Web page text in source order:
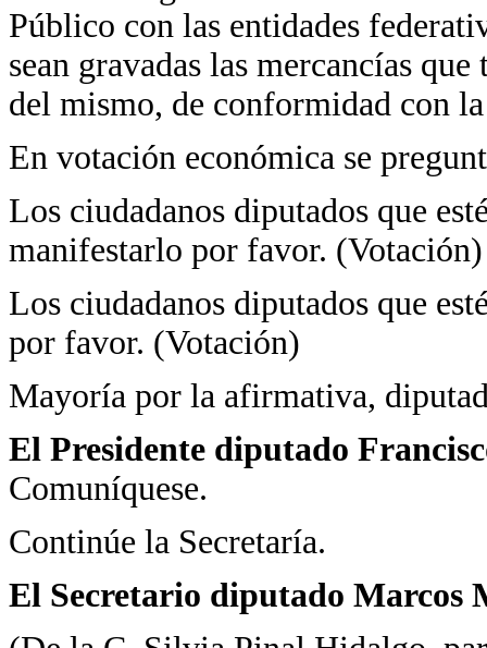
Público con las entidades
sean gravadas las mercancías
del mismo, de conformidad con
En votación económica se
Los ciudadanos diputados que
manifestarlo por favor.
Los ciudadanos diputados que
por favor. (Votación)
Mayoría por la afirmativa,
El Presidente diputado
Comuníquese.
Continúe la Secretaría.
El Secretario diputado Marcos